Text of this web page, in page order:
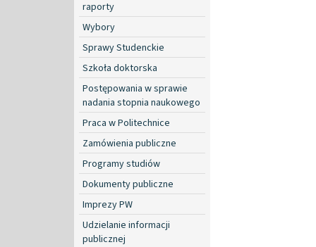
raporty
Wybory
Sprawy Studenckie
Szkoła doktorska
Postępowania w sprawie
nadania stopnia naukowego
Praca w Politechnice
Zamówienia publiczne
Programy studiów
Dokumenty publiczne
Imprezy PW
Udzielanie informacji
publicznej